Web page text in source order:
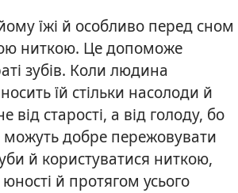
їжі й особливо перед сном
ниткою. Це допоможе
зубів. Коли людина
їй стільки насолоди й
старості, а від голоду, бо
можуть добре пережовувати
й користуватися ниткою,
й протягом усього